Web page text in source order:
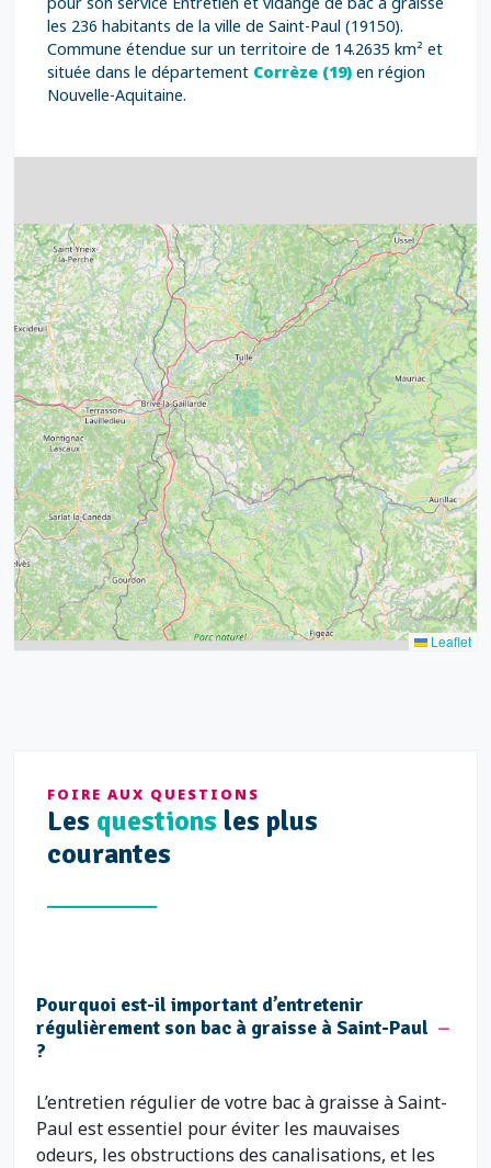
les 236 habitants de la ville de Saint-Paul (19150).
Commune étendue sur un territoire de 14.2635 km² et
située dans le département Corrèze (19) en région
Nouvelle-Aquitaine.
4
15
21
14
32
39
52 68
43
Leaflet
FOIRE AUX QUESTIONS
Les questions les plus
courantes
Pourquoi est-il important d’entretenir
régulièrement son bac à graisse à Saint-Paul
?
L’entretien régulier de votre bac à graisse à Saint-
Paul est essentiel pour éviter les mauvaises
odeurs, les obstructions des canalisations, et les